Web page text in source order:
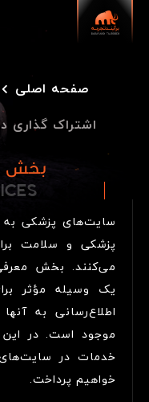
صفحه اصلی
اشتراک گذاری
بخش
ICES
سایت‌های پزشکی به
پزشکی و سلامت
می‌کنند. بخش
یک وسیله مؤثر
اطلاع‌رسانی به
موجود است. در
خدمات در
خواهیم پرداخت.